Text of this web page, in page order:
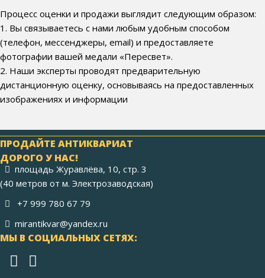
Процесс оценки и продажи выглядит следующим образом:
1. Вы связываетесь с нами любым удобным способом
(телефон, мессенджеры, email) и предоставляете
фотографии вашей медали «Пересвет».
2. Наши эксперты проводят предварительную
дистанционную оценку, основываясь на предоставленных
изображениях и информации
ПРОДАЙТЕ АНТИКВАРИАТ
ДОРОГО У НАС!
площадь Журавлёва, 10, стр. 3
(40 метров от м. Электрозаводская)
+7 999 780 67 79
mirantikvar@yandex.ru
МЫ В СОЦИАЛЬНЫХ СЕТЯХ: